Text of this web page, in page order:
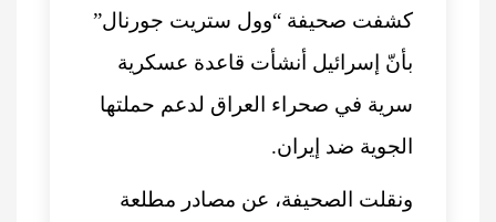
كشفت صحيفة “وول ستريت جورنال”
بأنّ إسرائيل أنشأت قاعدة عسكرية
سرية في صحراء العراق لدعم حملتها
الجوية ضد إيران.
ونقلت الصحيفة، عن مصادر مطلعة